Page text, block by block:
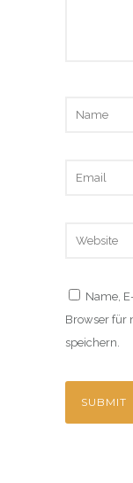
Name,
Browser für
speichern.